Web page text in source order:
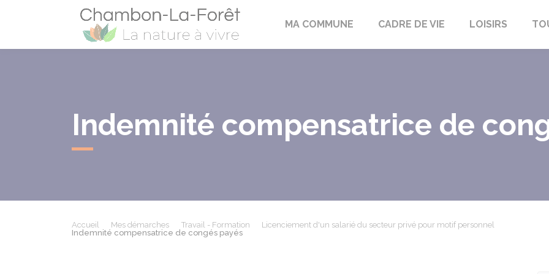
Chambon-la-Fôret
MA COMMUNE CADRE DE VIE LOISIRS
Indemnité compensatrice de
Accueil Mes démarches Travail - Formation
Licenciement d'un salarié du secteur privé pour motif personnel
Indemnité compensatrice de congés payés